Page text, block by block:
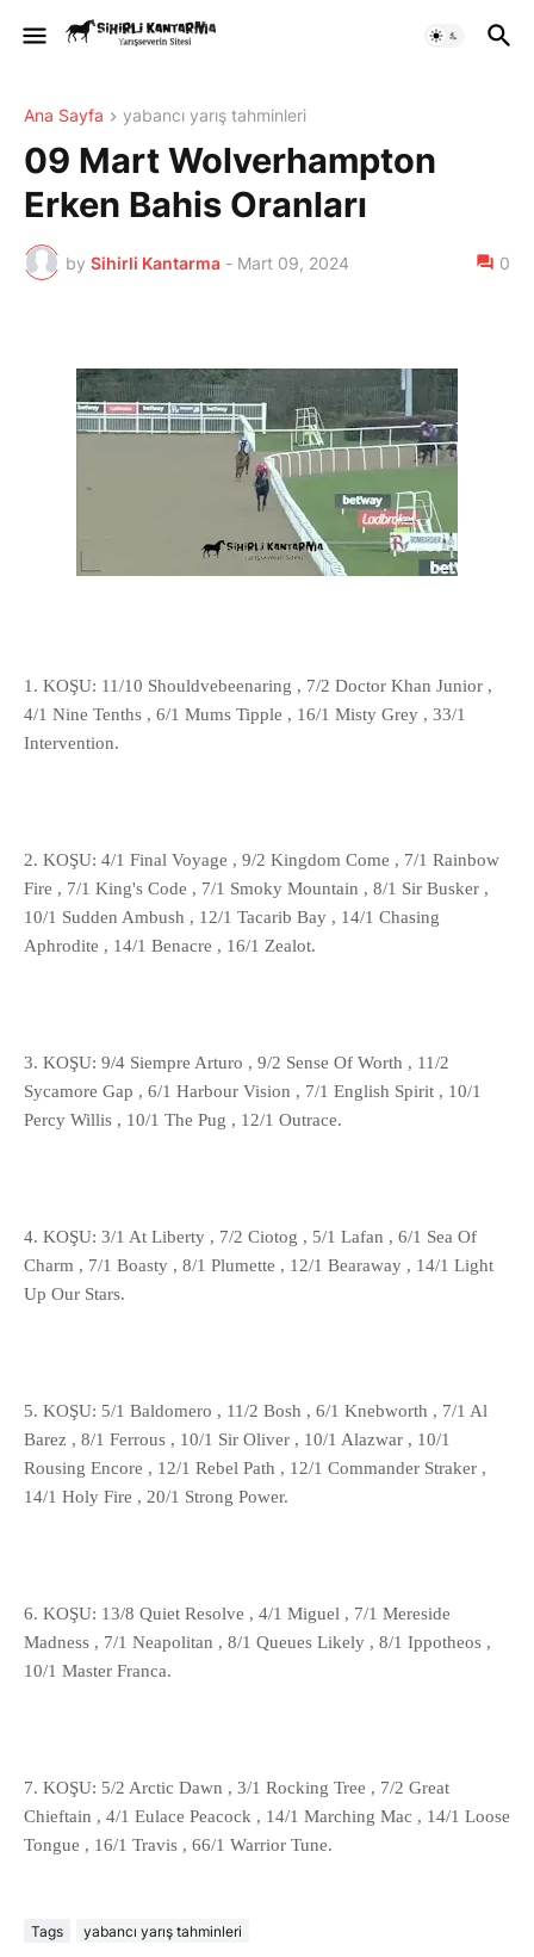
Ana Sayfa yabancı yarış tahminleri
09 Mart Wolverhampton
Erken Bahis Oranları
by Sihirli Kantarma - Mart 09, 2024 0
1. KOŞU: 11/10 Shouldvebeenaring , 7/2 Doctor Khan Junior ,
4/1 Nine Tenths , 6/1 Mums Tipple , 16/1 Misty Grey , 33/1
Intervention.
2. KOŞU: 4/1 Final Voyage , 9/2 Kingdom Come , 7/1 Rainbow
Fire , 7/1 King's Code , 7/1 Smoky Mountain , 8/1 Sir Busker ,
10/1 Sudden Ambush , 12/1 Tacarib Bay , 14/1 Chasing
Aphrodite , 14/1 Benacre , 16/1 Zealot.
3. KOŞU: 9/4 Siempre Arturo , 9/2 Sense Of Worth , 11/2
Sycamore Gap , 6/1 Harbour Vision , 7/1 English Spirit , 10/1
Percy Willis , 10/1 The Pug , 12/1 Outrace.
4. KOŞU: 3/1 At Liberty , 7/2 Ciotog , 5/1 Lafan , 6/1 Sea Of
Charm , 7/1 Boasty , 8/1 Plumette , 12/1 Bearaway , 14/1 Light
Up Our Stars.
5. KOŞU: 5/1 Baldomero , 11/2 Bosh , 6/1 Knebworth , 7/1 Al
Barez , 8/1 Ferrous , 10/1 Sir Oliver , 10/1 Alazwar , 10/1
Rousing Encore , 12/1 Rebel Path , 12/1 Commander Straker ,
14/1 Holy Fire , 20/1 Strong Power.
6. KOŞU: 13/8 Quiet Resolve , 4/1 Miguel , 7/1 Mereside
Madness , 7/1 Neapolitan , 8/1 Queues Likely , 8/1 Ippotheos ,
10/1 Master Franca.
7. KOŞU: 5/2 Arctic Dawn , 3/1 Rocking Tree , 7/2 Great
Chieftain , 4/1 Eulace Peacock , 14/1 Marching Mac , 14/1 Loose
Tongue , 16/1 Travis , 66/1 Warrior Tune.
Tags yabancı yarış tahminleri